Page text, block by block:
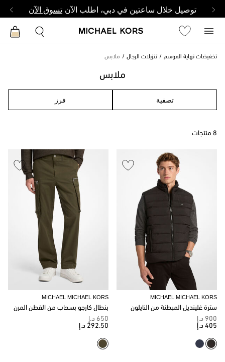
توصيل خلال ساعتين في دبي، اطلب الآن تسوق الآن
تخفيضات نهاية الموسم تنزيلات الرجال ملابس
ملابس
تصفية فرز
8 منتجات
MICHAEL MICHAEL KORS
سترة غلينديل المبطنة من النايلون
900 د.إ
405 د.إ
MICHAEL MICHAEL KORS
بنطال كارجو بسحاب من القطن المرن
650 د.إ
292.50 د.إ